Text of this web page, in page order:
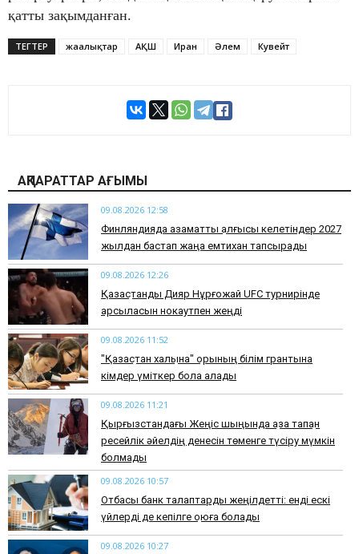
қатты зақымданған.
ТЕГТЕР жаңалықтар АҚШ Иран Әлем Кувейт
АҚПАРАТТАР АҒЫМЫ
09.08.2026 12:58
Финляндияда азаматтық алғысы келетіндер 2027
жылдан бастап жаңа емтихан тапсырады
09.08.2026 12:26
Қазақстандық Дияр Нұрғожай UFC турнирінде
қарсыласын нокаутпен жеңді
09.08.2026 11:52
"Қазақстан халқына" қорының білім грантына
кімдер үміткер бола алады
09.08.2026 11:21
Қырғызстандағы Жеңіс шыңында қаза тапқан
ресейлік әйелдің денесін төменге түсіру мүмкін
болмады
09.08.2026 10:57
Отбасы банк талаптарды жеңілдетті: енді ескі
үйлерді де кепілге қоюға болады
09.08.2026 10:27